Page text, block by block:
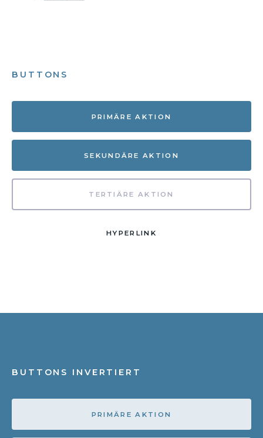
BUTTONS
PRIMÄRE AKTION
SEKUNDÄRE AKTION
TERTIÄRE AKTION
HYPERLINK
BUTTONS INVERTIERT
PRIMÄRE AKTION